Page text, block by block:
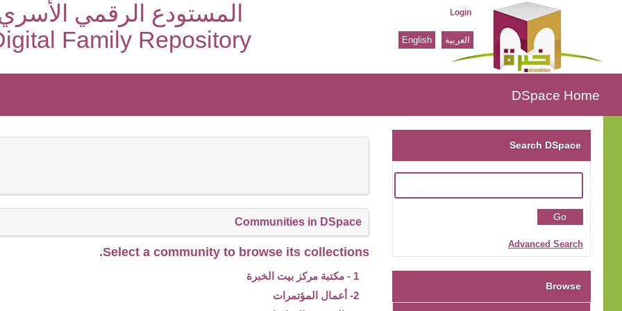
المستودع الرقمي
Family Repository
DSpace Home
Login
العربية English
DSpace Home
Communities in DSpace
Select a community to browse its collections.
1 - مكتبة مركز بيت الخبرة
2- أعمال المؤتمرات
Search DSpace
Advanced Search
Browse